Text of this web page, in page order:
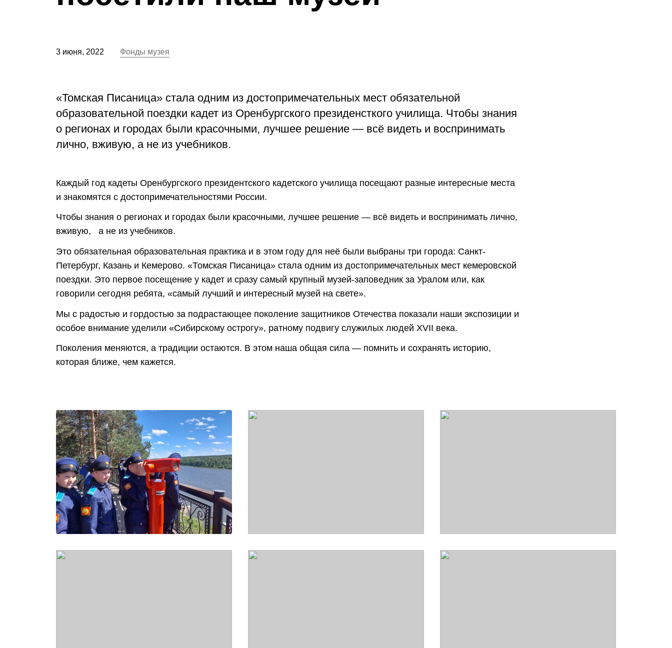
3 июня, 2022 Фонды музея
«Томская Писаница» стала одним из достопримечательных мест обязательной
образовательной поездки кадет из Оренбургского президенсткого училища. Чтобы знания
о регионах и городах были красочными, лучшее решение — всё видеть и воспринимать
лично, вживую, а не из учебников.
Каждый год кадеты Оренбургского президентского кадетского училища посещают разные интересные места
и знакомятся с достопримечательностями России.
Чтобы знания о регионах и городах были красочными, лучшее решение — всё видеть и воспринимать лично,
вживую, а не из учебников.
Это обязательная образовательная практика и в этом году для неё были выбраны три города: Санкт-
Петербург, Казань и Кемерово. «Томская Писаница» стала одним из достопримечательных мест кемеровской
поездки. Это первое посещение у кадет и сразу самый крупный музей-заповедник за Уралом или, как
говорили сегодня ребята, «самый лучший и интересный музей на свете».
Мы с радостью и гордостью за подрастающее поколение защитников Отечества показали наши экспозиции и
особое внимание уделили «Сибирскому острогу», ратному подвигу служилых людей XVII века.
Поколения меняются, а традиции остаются. В этом наша общая сила — помнить и сохранять историю,
которая ближе, чем кажется.